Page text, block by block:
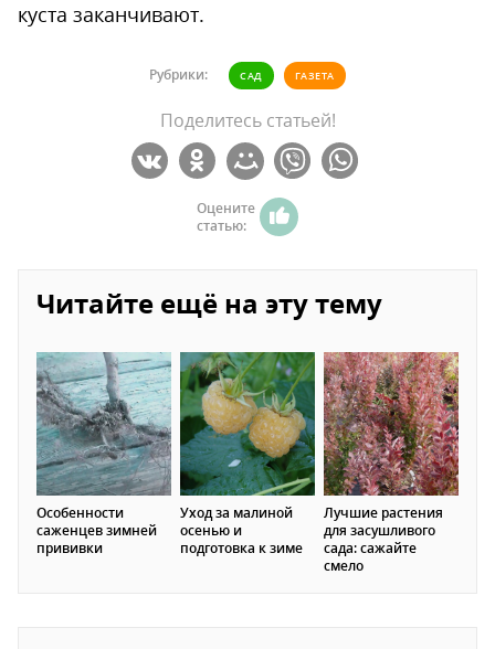
куста заканчивают.
Рубрики: САД ГАЗЕТА
Поделитесь статьей!
Оцените
статью:
Читайте ещё на эту тему
Особенности
саженцев зимней
прививки
Уход за малиной
осенью и
подготовка к зиме
Лучшие растения
для засушливого
сада: сажайте
смело